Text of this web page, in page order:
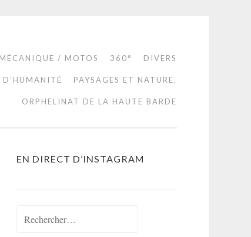
/ MOTOS 360° DIVERS
D’HUMANITÉ PAYSAGES ET NATURE.
ORPHELINAT DE LA HAUTE BARDE
EN DIRECT D’INSTAGRAM